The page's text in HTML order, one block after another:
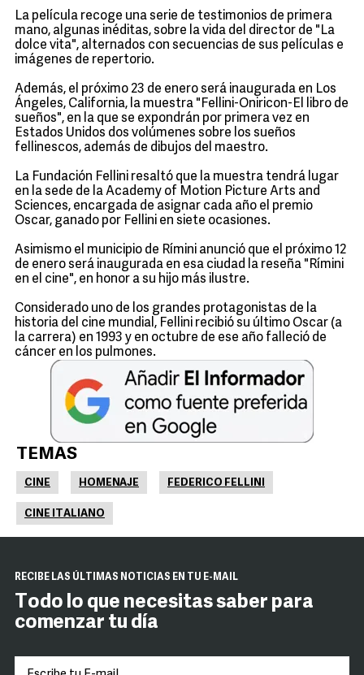
La película recoge una serie de testimonios de primera
mano, algunas inéditas, sobre la vida del director de "La
dolce vita", alternados con secuencias de sus películas e
imágenes de repertorio.
Además, el próximo 23 de enero será inaugurada en Los
Ángeles, California, la muestra "Fellini-Oniricon-El libro de
sueños", en la que se expondrán por primera vez en
Estados Unidos dos volúmenes sobre los sueños
fellinescos, además de dibujos del maestro.
La Fundación Fellini resaltó que la muestra tendrá lugar
en la sede de la Academy of Motion Picture Arts and
Sciences, encargada de asignar cada año el premio
Oscar, ganado por Fellini en siete ocasiones.
Asimismo el municipio de Rímini anunció que el próximo 12
de enero será inaugurada en esa ciudad la reseña "Rímini
en el cine", en honor a su hijo más ilustre.
Considerado uno de los grandes protagonistas de la
historia del cine mundial, Fellini recibió su último Oscar (a
la carrera) en 1993 y en octubre de ese año falleció de
cáncer en los pulmones.
TEMAS
CINE HOMENAJE FEDERICO FELLINI
CINE ITALIANO
RECIBE LAS ÚLTIMAS NOTICIAS EN TU E-MAIL
Todo lo que necesitas saber para
comenzar tu día